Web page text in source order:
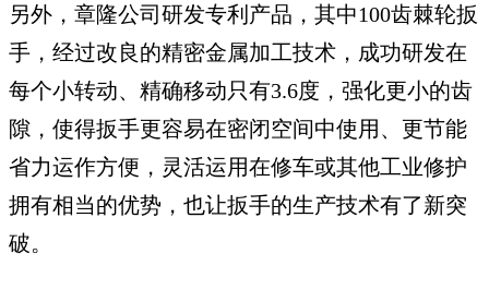
另外，章隆公司研发专利产品，其中100齿棘轮扳
手，经过改良的精密金属加工技术，成功研发在
每个小转动、精确移动只有3.6度，强化更小的齿
隙，使得扳手更容易在密闭空间中使用、更节能
省力运作方便，灵活运用在修车或其他工业修护
拥有相当的优势，也让扳手的生产技术有了新突
破。